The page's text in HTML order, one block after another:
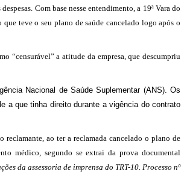
Com base nesse entendimento, a 19ª Vara do
teve o seu plano de saúde cancelado logo após o
“censurável” a atitude da empresa, que descumpriu
Nacional de Saúde Suplementar (ANS). Os
a que tinha direito durante a vigência do contrato
ao ter a reclamada cancelado o plano de
médico, segundo se extrai da prova documental
da assessoria de imprensa do TRT-10. Processo nº